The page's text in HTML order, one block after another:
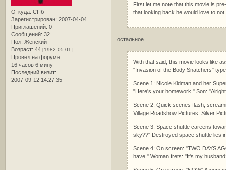
Откуда: СПб
Зарегистрирован: 2007-04-04
Приглашений: 0
Сообщений: 32
Пол: Женский
Возраст: 44 [1982-05-01]
Провел на форуме:
16 часов 6 минут
Последний визит:
2007-09-12 14:27:35
First let me note that this movie is
that looking back he would love to
остальное
With that said, this movie looks like
"Invasion of the Body Snatchers"
Scene 1: Nicole Kidman and her
"Here's your homework." Son:
Scene 2: Quick scenes flash,
Village Roadshow Pictures. Silver
Scene 3: Space shuttle careens
sky??" Destroyed space shuttle lies
Scene 4: On screen: "TWO DAYS
have." Woman frets: "It's my